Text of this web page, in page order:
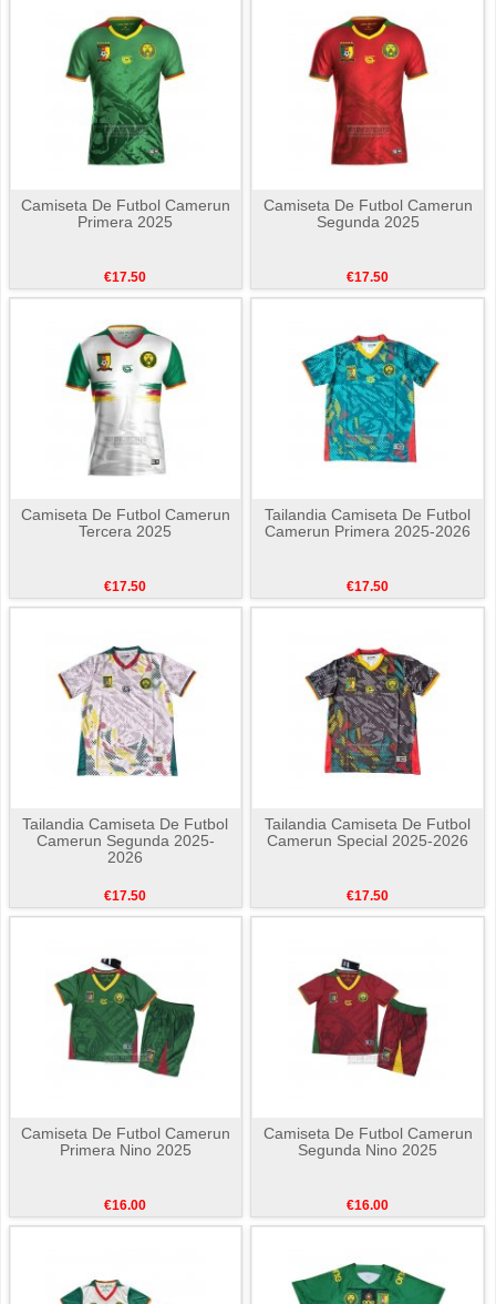
Camiseta De Futbol Camerun
Primera 2025
€17.50
Camiseta De Futbol Camerun
Segunda 2025
€17.50
Camiseta De Futbol Camerun
Tercera 2025
€17.50
Tailandia Camiseta De Futbol
Camerun Primera 2025-2026
€17.50
Tailandia Camiseta De Futbol
Camerun Segunda 2025-
2026
€17.50
Tailandia Camiseta De Futbol
Camerun Special 2025-2026
€17.50
Camiseta De Futbol Camerun
Primera Nino 2025
€16.00
Camiseta De Futbol Camerun
Segunda Nino 2025
€16.00